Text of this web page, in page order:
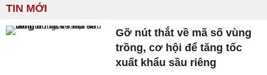
TIN MỚI
Gỡ nút thắt về mã số vùng
trồng, cơ hội để tăng tốc
xuất khẩu sầu riêng